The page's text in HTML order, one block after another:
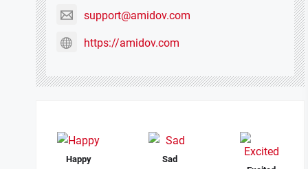
support@amidov.com
https://amidov.com
Happy Sad